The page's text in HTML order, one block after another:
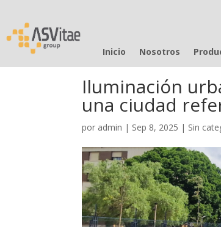
Inicio Nosotros
Iluminación
una ciudad
por admin | Sep 8, 2025 | Sin